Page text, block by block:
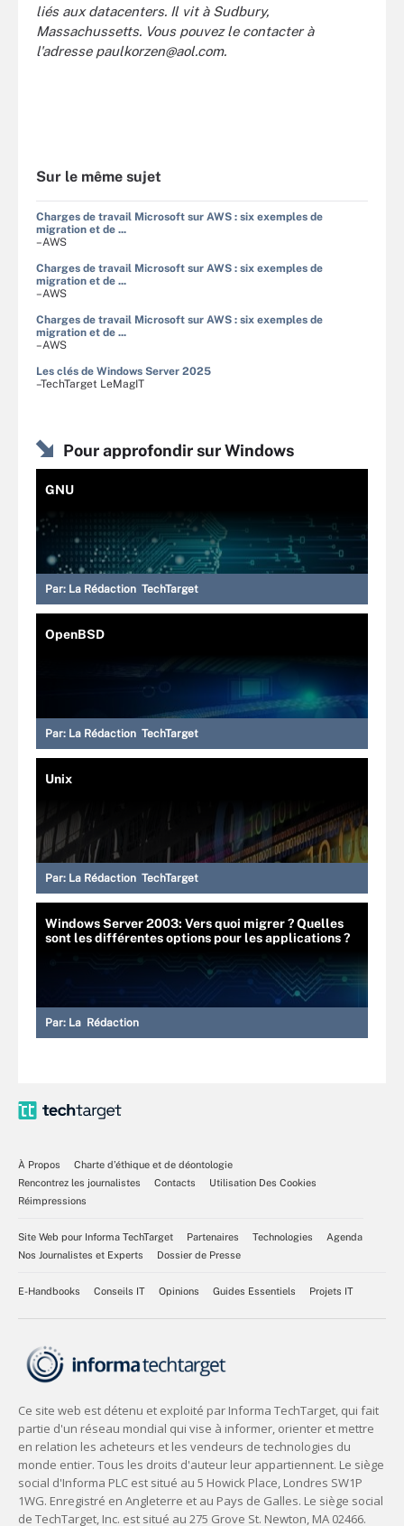
liés aux datacenters. Il vit à Sudbury,
Massachussetts. Vous pouvez le contacter à
l'adresse paulkorzen@aol.com.
Sur le même sujet
Charges de travail Microsoft sur AWS : six exemples de
migration et de ...
–AWS
Charges de travail Microsoft sur AWS : six exemples de
migration et de ...
–AWS
Charges de travail Microsoft sur AWS : six exemples de
migration et de ...
–AWS
Les clés de Windows Server 2025
–TechTarget LeMagIT
Pour approfondir sur Windows
GNU
Par: La Rédaction TechTarget
OpenBSD
Par: La Rédaction TechTarget
Unix
Par: La Rédaction TechTarget
Windows Server 2003: Vers quoi migrer ? Quelles
sont les différentes options pour les applications ?
Par: La Rédaction
À Propos
Charte d’éthique et de déontologie
Rencontrez les journalistes
Contacts
Utilisation Des Cookies
Réimpressions
Site Web pour Informa TechTarget Partenaires Technologies
Agenda
Nos Journalistes et Experts
Dossier de Presse
E-Handbooks Conseils IT Opinions Guides Essentiels Projets IT